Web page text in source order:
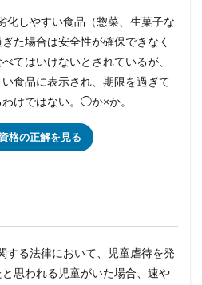
化しやすい食品（惣菜、生菓子な
た場合は安全性が確保できなく
てはいけないとされているが、
食品に表示され、期限を過ぎて
けではない。◯か×か。
格の正解を見る
する法律において、児童虐待を発
思われる児童がいた場合、速や